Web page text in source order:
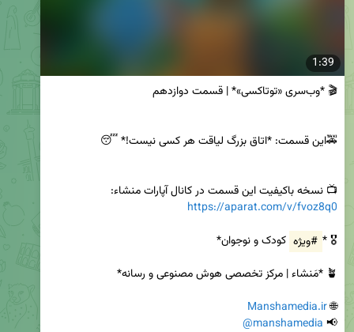
1:39
📺 نسخه باکیفیت این قسمت در کانال آپارات منشاء:
https://aparat.com/v/fvoz8q0
🎖️ * #ویژه
🌐
Manshamedia.ir
📢
@manshamedia